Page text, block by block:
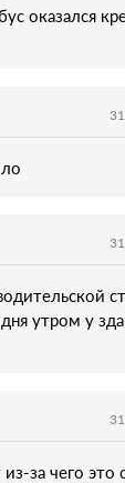
оказался
утром у
за чего это